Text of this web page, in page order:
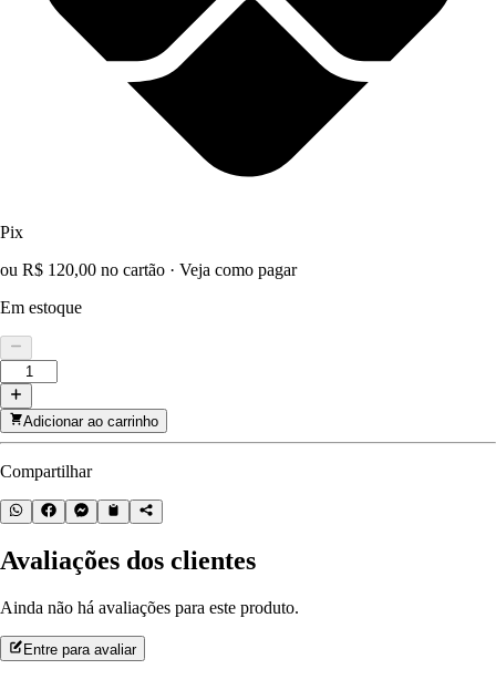
Pix
ou R$ 120,00 no cartão · Veja como pagar
Em estoque
Adicionar ao carrinho
Compartilhar
Avaliações dos clientes
Ainda não há avaliações para este produto.
Entre para avaliar